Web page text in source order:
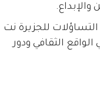
والإبداع.
للجزيرة نت
الثقافي ودور